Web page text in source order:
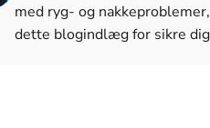
med ryg- og
dette blogindlæg for sikre